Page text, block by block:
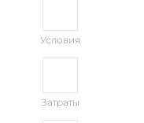
Условия
Затраты